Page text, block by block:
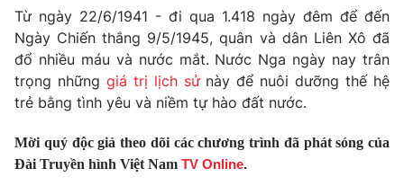
Sản phẩm
Thị trường
Tư vấn
Lịch phát sóng
Chuyên mục khác
Emagazine Podcast
Từ ngày 22/6/1941 - đi qua 1.418 ngày đêm để đến
Ngày Chiến thắng 9/5/1945, quân và dân Liên Xô đã
đổ nhiều máu và nước mắt. Nước Nga ngày nay trân
trọng những giá trị lịch sửnày để nuôi dưỡng thế hệ
trẻ bằng tình yêu và niềm tự hào đất nước.
Mời quý độc giả theo dõi các chương trình đã phát sóng của
Đài Truyền hình Việt Nam TV Online.